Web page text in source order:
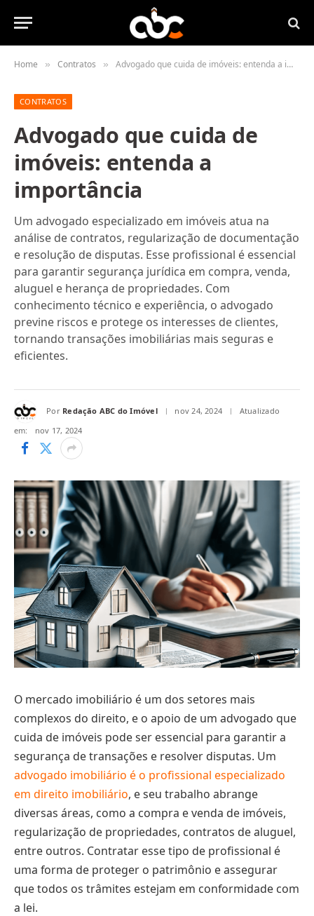
Home » Contratos » Advogado que cuida de imóveis: entenda a importância
CONTRATOS
Advogado que cuida de
imóveis: entenda a
importância
Um advogado especializado em imóveis atua na
análise de contratos, regularização de documentação
e resolução de disputas. Esse profissional é essencial
para garantir segurança jurídica em compra, venda,
aluguel e herança de propriedades. Com
conhecimento técnico e experiência, o advogado
previne riscos e protege os interesses de clientes,
tornando transações imobiliárias mais seguras e
eficientes.
Por Redação ABC do Imóvel nov 24, 2024
Atualizado
em:
nov 17, 2024
O mercado imobiliário é um dos setores mais
complexos do direito, e o apoio de um advogado que
cuida de imóveis pode ser essencial para garantir a
segurança de transações e resolver disputas. Um
advogado imobiliário é o profissional especializado
em direito imobiliário, e seu trabalho abrange
diversas áreas, como a compra e venda de imóveis,
regularização de propriedades, contratos de aluguel,
entre outros. Contratar esse tipo de profissional é
uma forma de proteger o patrimônio e assegurar
que todos os trâmites estejam em conformidade com
a lei.